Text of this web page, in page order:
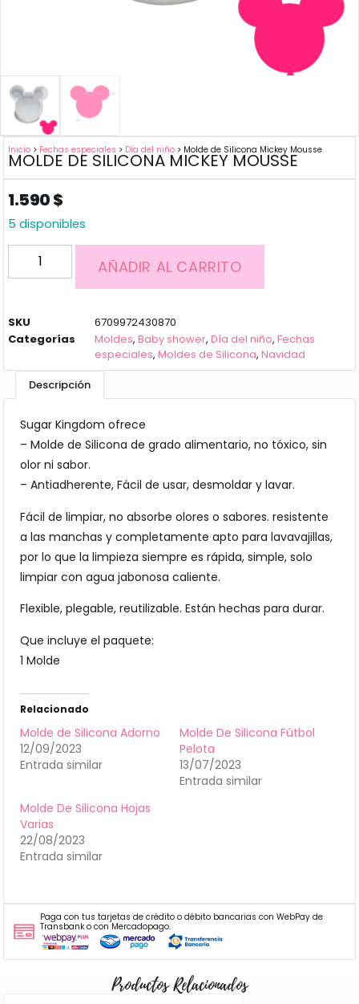
Inicio > Fechas especiales > Día del niño > Molde de Silicona Mickey Mousse
MOLDE DE SILICONA MICKEY MOUSSE
1.590$
5 disponibles
AÑADIR AL CARRITO
SKU
6709972430870
Categorías
Moldes,Baby shower,Día del niño,Fechas
especiales,Moldes de Silicona,Navidad
Descripción
Sugar Kingdom ofrece
– Molde de Silicona de grado alimentario, no tóxico, sin
olor ni sabor.
– Antiadherente, Fácil de usar, desmoldar y lavar.
Fácil de limpiar, no absorbe olores o sabores. resistente
a las manchas y completamente apto para lavavajillas,
por lo que la limpieza siempre es rápida, simple, solo
limpiar con agua jabonosa caliente.
Flexible, plegable, reutilizable. Están hechas para durar.
Que incluye el paquete:
1 Molde
Relacionado
Molde de Silicona Adorno
12/09/2023
Entrada similar
Molde De Silicona Fútbol
Pelota
13/07/2023
Entrada similar
Molde De Silicona Hojas
Varias
22/08/2023
Entrada similar
Paga con tus tarjetas de crédito o débito bancarias con WebPay de
Transbank o con Mercadopago.
Productos Relacionados